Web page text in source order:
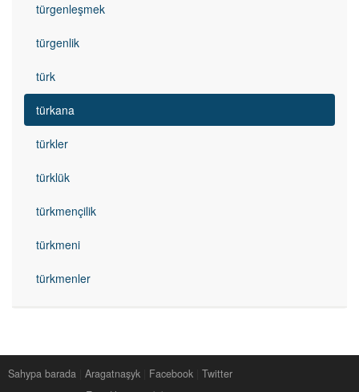
türgenleşmek
türgenlik
türk
türkana
türkler
türklük
türkmençilik
türkmeni
türkmenler
Sahypa barada Aragatnaşyk Facebook
Twitter